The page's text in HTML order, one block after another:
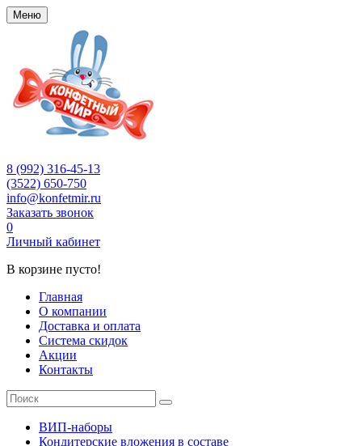
Меню
8 (992) 316-45-13
(3522) 650-750
info@konfetmir.ru
Заказать звонок
0
Личный кабинет
В корзине пусто!
Главная
О компании
Доставка и оплата
Система скидок
Акции
Контакты
ВИП-наборы
Кондитерские вложения в составе